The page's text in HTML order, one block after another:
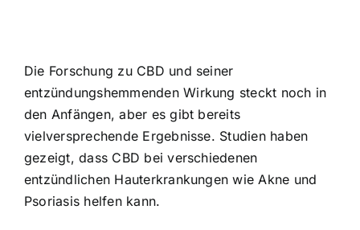
Die Forschung zu CBD und seiner
entzündungshemmenden Wirkung steckt noch in
den Anfängen, aber es gibt bereits
vielversprechende Ergebnisse. Studien haben
gezeigt, dass CBD bei verschiedenen
entzündlichen Hauterkrankungen wie Akne und
Psoriasis helfen kann.